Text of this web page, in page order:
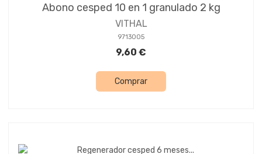
Abono cesped 10 en 1 granulado 2 kg
VITHAL
9713005
9,60 €
Comprar